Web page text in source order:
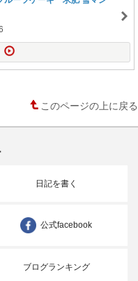
このページの上に戻る
日記を書く
公式facebook
ブログランキング